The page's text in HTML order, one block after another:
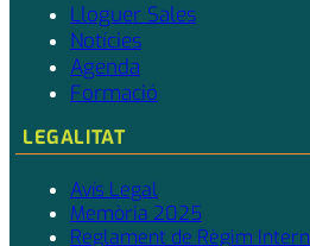
Lloguer Sales
Notícies
Agenda
Formació
LEGALITAT
Avís Legal
Memòria 2025
Reglament de Règim Intern